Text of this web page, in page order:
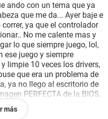
ando con un tema que ya
que me da... Ayer baje e
ya que el controlador
No me calente mas y
lo que siempre juego, lol,
ese juego y siempre
limpie 10 veces los drivers,
que era un problema de
ya no llego al escritorio de
PERFECTA de la BIOS,
azules horizontales y
con su W bastante
más